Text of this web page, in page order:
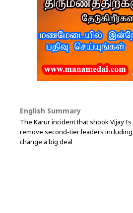
English Summary
The Karur incident that shook Vijay
remove second-tier leaders
change a big deal